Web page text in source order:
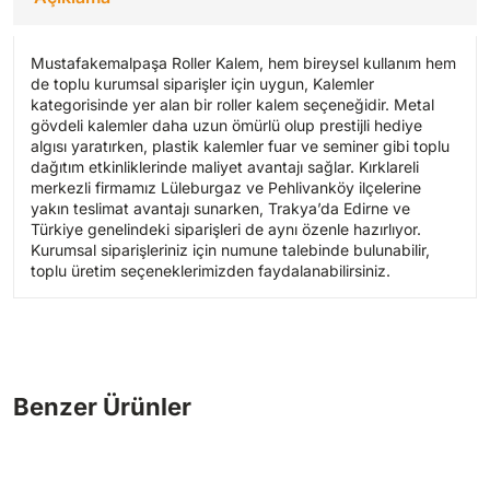
Mustafakemalpaşa Roller Kalem, hem bireysel kullanım hem
de toplu kurumsal siparişler için uygun, Kalemler
kategorisinde yer alan bir roller kalem seçeneğidir. Metal
gövdeli kalemler daha uzun ömürlü olup prestijli hediye
algısı yaratırken, plastik kalemler fuar ve seminer gibi toplu
dağıtım etkinliklerinde maliyet avantajı sağlar. Kırklareli
merkezli firmamız Lüleburgaz ve Pehlivanköy ilçelerine
yakın teslimat avantajı sunarken, Trakya’da Edirne ve
Türkiye genelindeki siparişleri de aynı özenle hazırlıyor.
Kurumsal siparişleriniz için numune talebinde bulunabilir,
toplu üretim seçeneklerimizden faydalanabilirsiniz.